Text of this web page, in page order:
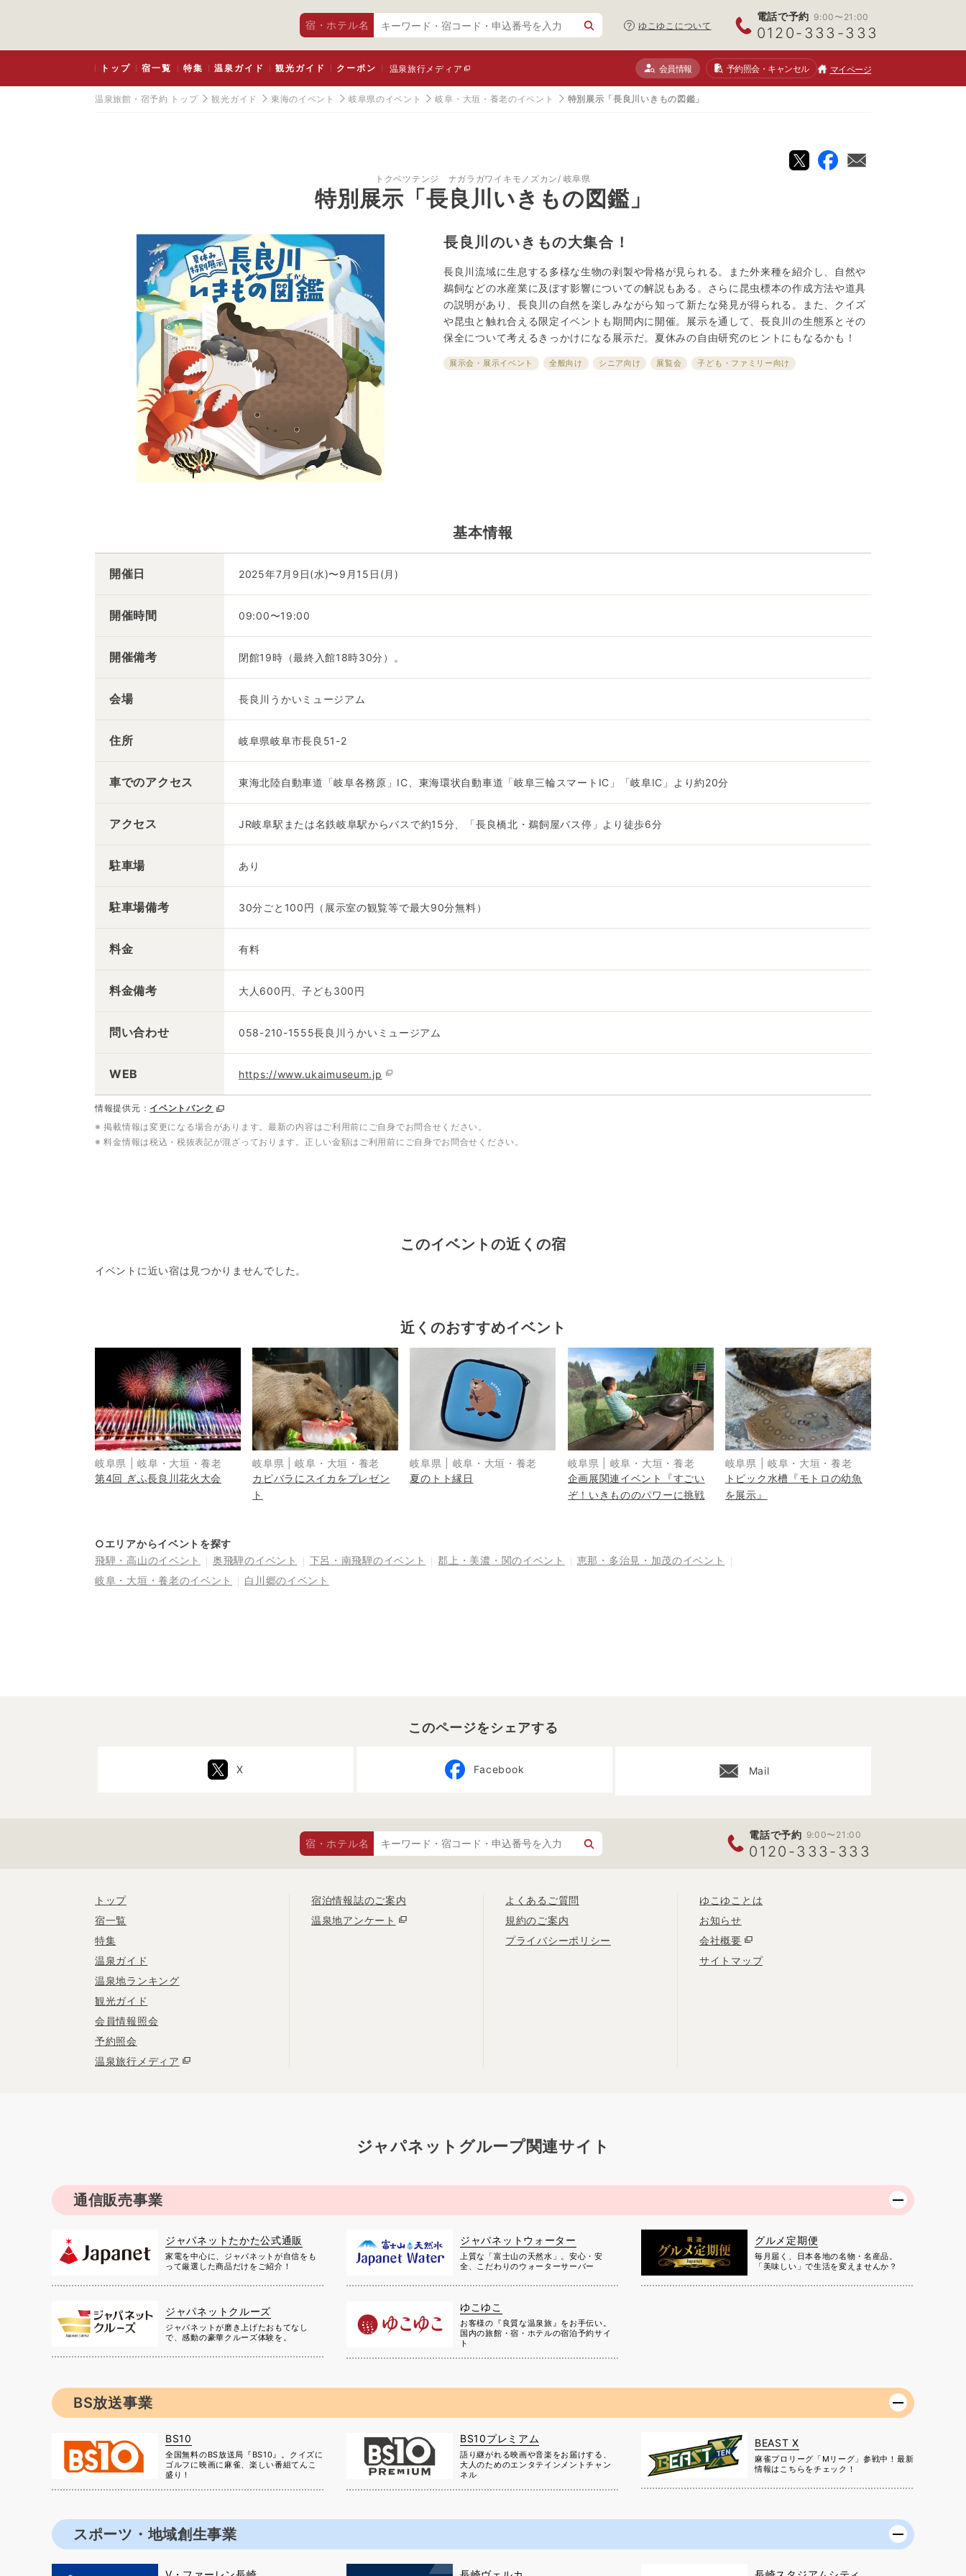
宿・ホテル名 ゆこゆこについて
電話で予約 9:00〜21:00
0120-333-333
トップ 宿一覧 特集 温泉ガイド 観光ガイド クーポン 温泉旅行メディア 会員情報 予約照会・キャンセル マイページ
温泉旅館・宿予約 トップ 観光ガイド 東海のイベント 岐阜県のイベント 岐阜・大垣・養老のイベント 特別展示「長良川いきもの図鑑」
トクベツテンジ ナガラガワイキモノズカン 岐阜県
特別展示「長良川いきもの図鑑」
長良川のいきもの大集合！
長良川流域に生息する多様な生物の剥製や骨格が見られる。また外来種を紹介し、自然や
鵜飼などの水産業に及ぼす影響についての解説もある。さらに昆虫標本の作成方法や道具
の説明があり、長良川の自然を楽しみながら知って新たな発見が得られる。また、クイズ
や昆虫と触れ合える限定イベントも期間内に開催。展示を通して、長良川の生態系とその
保全について考えるきっかけになる展示だ。夏休みの自由研究のヒントにもなるかも！
展示会・展示イベント 全般向け シニア向け 展覧会 子ども・ファミリー向け
基本情報
開催日 2025年7月9日(水)〜9月15日(月)
開催時間 09:00〜19:00
開催備考 閉館19時（最終入館18時30分）。
会場 長良川うかいミュージアム
住所 岐阜県岐阜市長良51-2
車でのアクセス 東海北陸自動車道「岐阜各務原」IC、東海環状自動車道「岐阜三輪スマートIC」「岐阜IC」より約20分
アクセス JR岐阜駅または名鉄岐阜駅からバスで約15分、「長良橋北・鵜飼屋バス停」より徒歩6分
駐車場 あり
駐車場備考 30分ごと100円（展示室の観覧等で最大90分無料）
料金 有料
料金備考 大人600円、子ども300円
問い合わせ 058-210-1555長良川うかいミュージアム
WEB https://www.ukaimuseum.jp
情報提供元： イベントバンク
※ 掲載情報は変更になる場合があります。最新の内容はご利用前にご自身でお問合せください。
※ 料金情報は税込・税抜表記が混ざっております。正しい金額はご利用前にご自身でお問合せください。
このイベントの近くの宿
イベントに近い宿は見つかりませんでした。
近くのおすすめイベント
岐阜県 |岐阜・大垣・養老
第4回 ぎふ長良川花火大会
岐阜県 |岐阜・大垣・養老
カピバラにスイカをプレゼン
ト
岐阜県
岐阜・大垣・養老
夏のトト縁日
岐阜県
岐阜・大垣・養老
企画展関連イベント『すごい
ぞ！いきもののパワーに挑戦
岐阜県
岐阜・大垣・養老
トピック水槽『モトロの幼魚
を展示』
○エリアからイベントを探す
飛騨・高山のイベント 奥飛騨のイベント 下呂・南飛騨のイベント 郡上・美濃・関のイベント 恵那・多治見・加茂のイベント
岐阜・大垣・養老のイベント 白川郷のイベント
このページをシェアする
X Facebook Mail
宿・ホテル名
電話で予約 9:00〜21:00
0120-333-333
トップ
宿一覧
特集
温泉ガイド
温泉地ランキング
観光ガイド
会員情報照会
予約照会
温泉旅行メディア
宿泊情報誌のご案内
温泉地アンケート
よくあるご質問
規約のご案内
プライバシーポリシー
ゆこゆことは
お知らせ
会社概要
サイトマップ
ジャパネットグループ関連サイト
通信販売事業
ジャパネットたかた公式通販
家電を中心に、ジャパネットが自信をも
って厳選した商品だけをご紹介！
ジャパネットウォーター
上質な「富士山の天然水」。安心・安
全、こだわりのウォーターサーバー
グルメ定期便
毎月届く、日本各地の名物・名産品。
「美味しい」で生活を変えませんか？
ジャパネットクルーズ
ジャパネットが磨き上げたおもてなし
で、感動の豪華クルーズ体験を。
ゆこゆこ
お客様の『良質な温泉旅』をお手伝い。
国内の旅館・宿・ホテルの宿泊予約サイ
ト
BS放送事業
BS10
全国無料のBS放送局『BS10』。クイズに
ゴルフに映画に麻雀、楽しい番組てんこ
盛り！
BS10プレミアム
語り継がれる映画や音楽をお届けする、
大人のためのエンタテインメントチャン
ネル
BEAST X
麻雀プロリーグ「Mリーグ」参戦中！最新
情報はこちらをチェック！
スポーツ・地域創生事業